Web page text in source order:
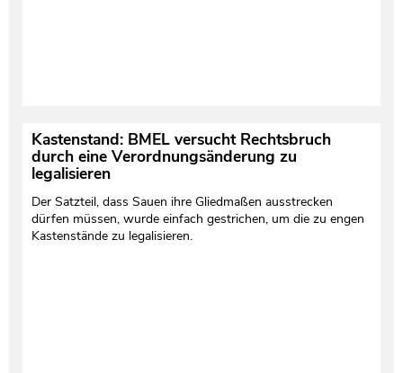
Kastenstand: BMEL versucht Rechtsbruch
durch eine Verordnungsänderung zu
legalisieren
Der Satzteil, dass Sauen ihre Gliedmaßen ausstrecken
dürfen müssen, wurde einfach gestrichen, um die zu engen
Kastenstände zu legalisieren.